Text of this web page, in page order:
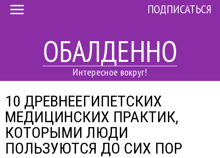
ОБАЛДЕННО
Интересное вокруг!
ПОДПИСАТЬСЯ
10 ДРЕВНЕЕГИПЕТСКИХ
МЕДИЦИНСКИХ ПРАКТИК,
КОТОРЫМИ ЛЮДИ
ПОЛЬЗУЮТСЯ ДО СИХ ПОР